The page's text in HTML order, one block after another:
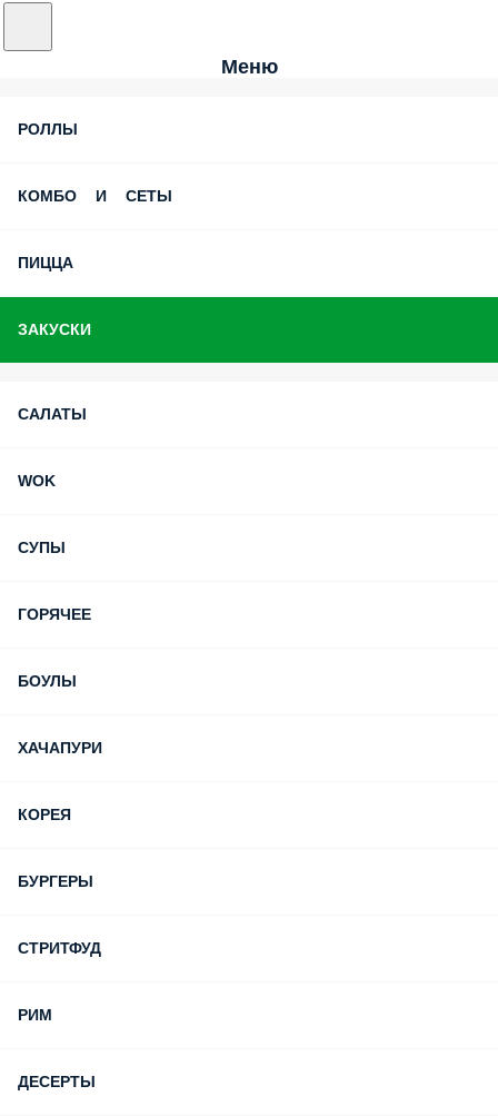
Меню
РОЛЛЫ
КОМБО И СЕТЫ
ПИЦЦА
ЗАКУСКИ
САЛАТЫ
WOK
СУПЫ
ГОРЯЧЕЕ
БОУЛЫ
ХАЧАПУРИ
КОРЕЯ
БУРГЕРЫ
СТРИТФУД
РИМ
ДЕСЕРТЫ